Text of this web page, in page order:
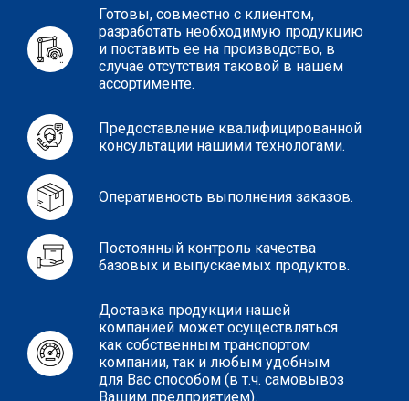
Готовы, совместно с клиентом,
разработать необходимую продукцию
и поставить ее на производство, в
случае отсутствия таковой в нашем
ассортименте.
Предоставление квалифицированной
консультации нашими технологами.
Оперативность выполнения заказов.
Постоянный контроль качества
базовых и выпускаемых продуктов.
Доставка продукции нашей
компанией может осуществляться
как собственным транспортом
компании, так и любым удобным
для Вас способом (в т.ч. самовывоз
Вашим предприятием).